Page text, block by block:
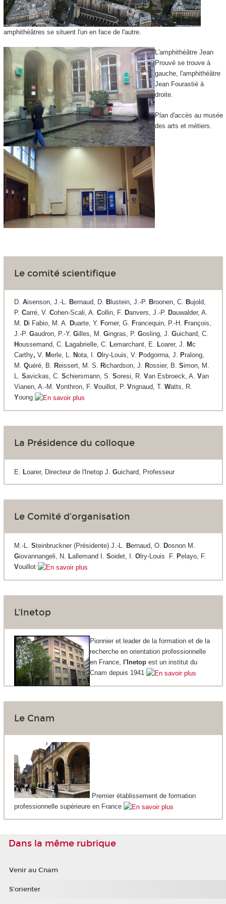
amphithéâtres se situent l'un en face de l'autre.
L'amphithéâtre Jean
Prouvé se trouve à
gauche, l'amphithéâtre
Jean Fourastié à
droite.
Plan d'accès au musée
des arts et métiers.
Le comité scientifique
D. Aisenson, J.-L. Bernaud, D. Blustein, J.-P. Broonen, C. Bujold,
P. Carré, V. Cohen-Scali, A. Collin, F. Danvers, J.-P. Dauwalder, A.
M. Di Fabio, M. A. Duarte, Y. Forner, G. Francequin, P.-H. François,
J.-P. Gaudron, P.-Y. Gilles, M. Gingras, P. Gosling, J. Guichard, C.
Houssemand, C. Lagabrielle, C. Lemarchant, E. Loarer, J. Mc
Carthy, V. Merle, L. Nota, I. Olry-Louis, V. Podgorrna, J. Pralong,
M. Quéré, B. Reissert, M. S. Richardson, J. Rossier, B. Simon, M.
L. Savickas, C. Schiersmann, S. Soresi, R. Van Esbroeck, A. Van
Vianen, A.-M. Vonthron, F. Vouillot, P. Vrignaud, T. Watts, R.
Young
La Présidence du colloque
E. Loarer, Directeur de l'Inetop J. Guichard, Professeur
Le Comité d'organisation
M.-L. Steinbruckner (Présidente) J.-L. Bernaud, O. Dosnon M.
Giovannangeli, N. Lallemand I. Soidet, I. Olry-Louis F. Pelayo, F.
Vouillot
L'Inetop
Pionnier et leader de la formation et de la
recherche en orientation professionnelle
en France, l'Inetopest un institut du
Cnam depuis 1941
Le Cnam
Premier établissement de formation
professionnelle supérieure en France
Dans la même rubrique
Venir au Cnam
S'orienter